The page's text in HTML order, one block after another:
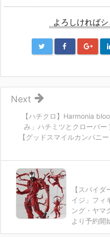
よろしければ
【ハチクロ】Harmonia
み」ハチミツとクローバー
【グッドスマイルカンパニ
Next
【スパイ
イジ」フィ
ング・ヤマ
より予約開